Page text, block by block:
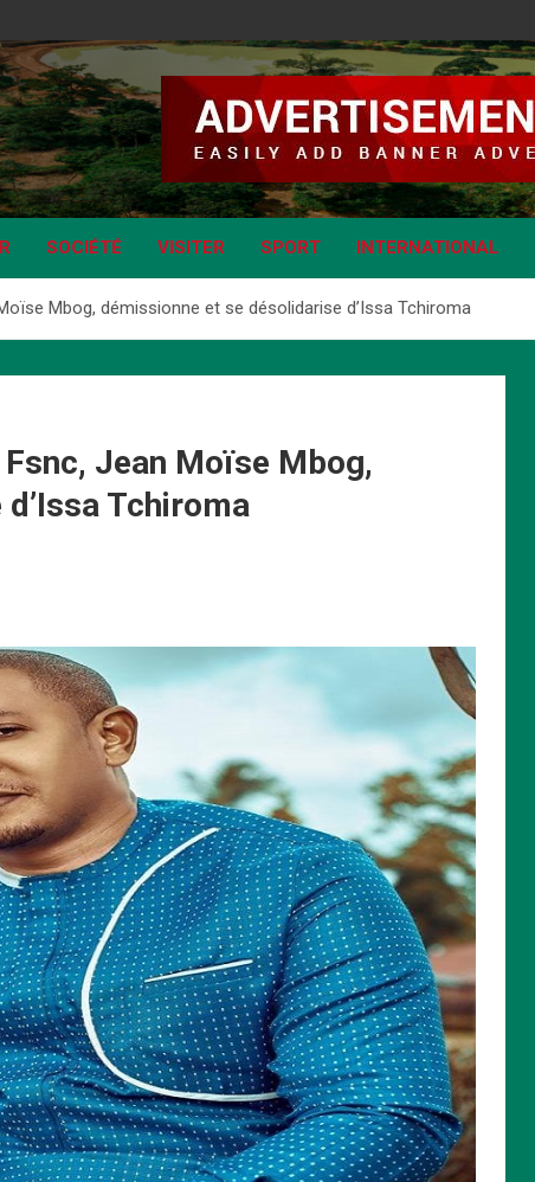
SOCIÉTÉ VISITER SPORT INTERNATIONAL
Mbog, démissionne et se désolidarise d’Issa Tchiroma
Jean Moïse Mbog,
Tchiroma